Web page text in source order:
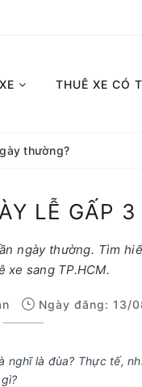
THUÊ XE CÓ
thường?
LỄ GẤP
ngày thường. Tìm
xe sang TP.HCM.
Ngày đăng: 13/
nghĩ là đùa? Thực tế,